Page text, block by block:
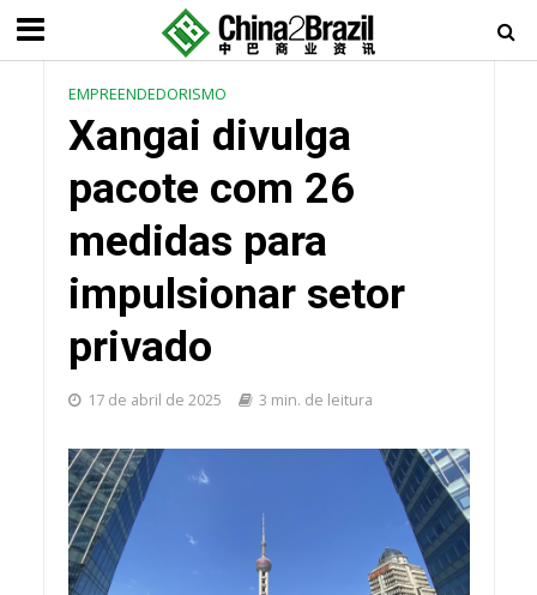
EMPREENDEDORISMO
Xangai divulga
pacote com 26
medidas para
impulsionar setor
privado
17 de abril de 2025 3 min. de leitura